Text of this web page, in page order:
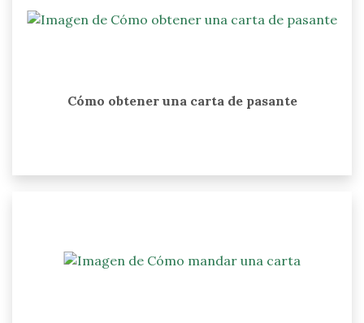
Cómo obtener una carta de pasante